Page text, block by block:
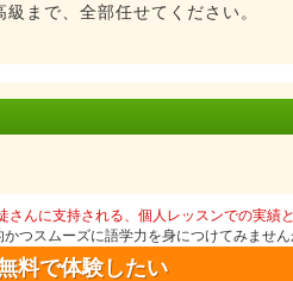
まで、全部任せてください。
さんに支持される、個人レッスンでの実績
つスムーズに語学力を身につけてみませ
料で体験したい